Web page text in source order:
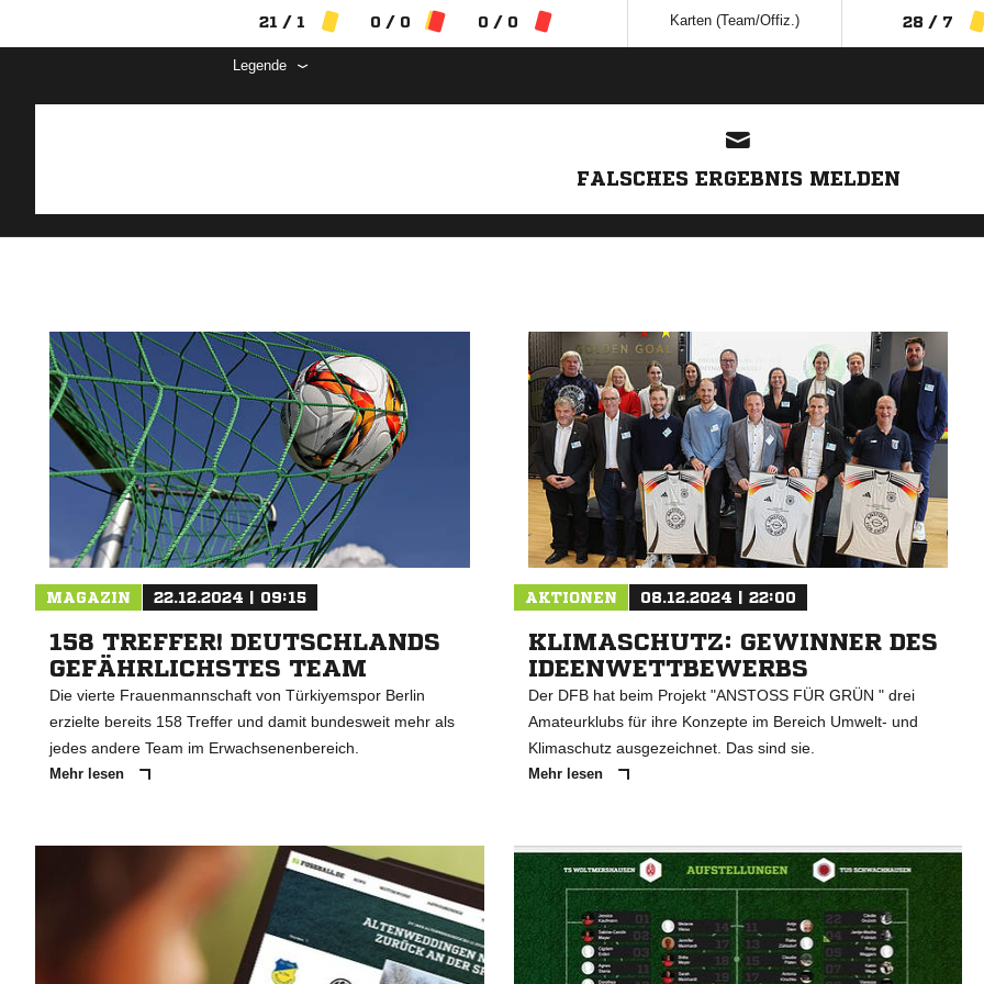
21 / 1 0 / 0 0 / 0 Karten (Team/Offiz.) 28 / 7
Legende
FALSCHES ERGEBNIS MELDEN
MAGAZIN 22.12.2024 | 09:15
158 TREFFER! DEUTSCHLANDS
GEFÄHRLICHSTES TEAM
Die vierte Frauenmannschaft von Türkiyemspor Berlin
erzielte bereits 158 Treffer und damit bundesweit mehr als
jedes andere Team im Erwachsenenbereich.
Mehr lesen
AKTIONEN 08.12.2024 | 22:00
KLIMASCHUTZ: GEWINNER DES
IDEENWETTBEWERBS
Der DFB hat beim Projekt "ANSTOSS FÜR GRÜN " drei
Amateurklubs für ihre Konzepte im Bereich Umwelt- und
Klimaschutz ausgezeichnet. Das sind sie.
Mehr lesen